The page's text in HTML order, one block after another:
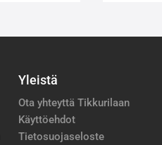
Yleistä
Ota yhteyttä Tikkurilaan
Käyttöehdot
Tietosuojaseloste